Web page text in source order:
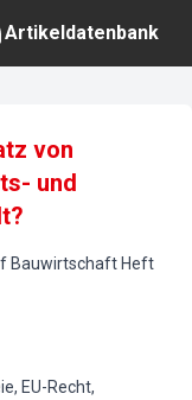
Artikeldatenbank
von
und
Bauwirtschaft Heft
EU-Recht,